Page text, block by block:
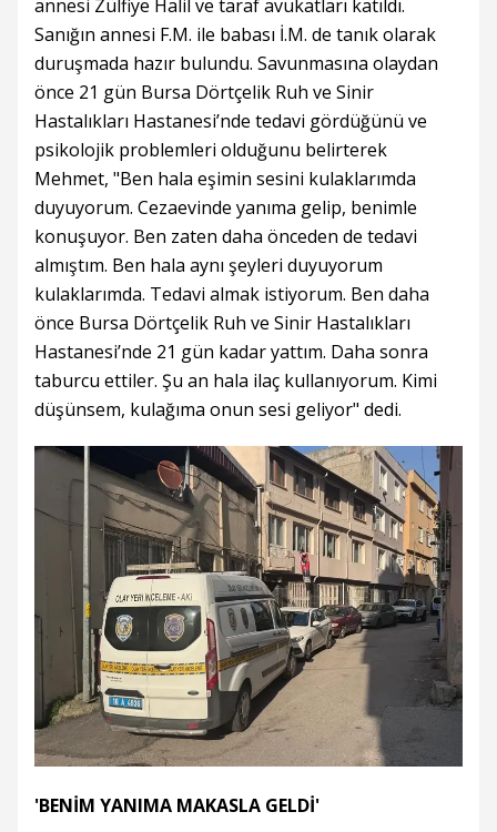
annesi Zülfiye Halil ve taraf avukatları katıldı.
Sanığın annesi F.M. ile babası İ.M. de tanık olarak
duruşmada hazır bulundu. Savunmasına olaydan
önce 21 gün Bursa Dörtçelik Ruh ve Sinir
Hastalıkları Hastanesi’nde tedavi gördüğünü ve
psikolojik problemleri olduğunu belirterek
Mehmet, "Ben hala eşimin sesini kulaklarımda
duyuyorum. Cezaevinde yanıma gelip, benimle
konuşuyor. Ben zaten daha önceden de tedavi
almıştım. Ben hala aynı şeyleri duyuyorum
kulaklarımda. Tedavi almak istiyorum. Ben daha
önce Bursa Dörtçelik Ruh ve Sinir Hastalıkları
Hastanesi’nde 21 gün kadar yattım. Daha sonra
taburcu ettiler. Şu an hala ilaç kullanıyorum. Kimi
düşünsem, kulağıma onun sesi geliyor" dedi.
'BENİM YANIMA MAKASLA GELDİ'